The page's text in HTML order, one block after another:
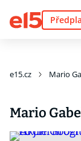
e15.cz Mario
Mario